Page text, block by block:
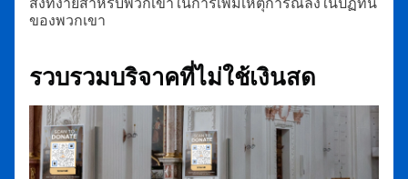
ของพวกเขา
รวบรวมบริจาคที่ไม่ใช้เงินสด